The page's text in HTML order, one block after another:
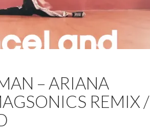
– ARIANA
REMIX /